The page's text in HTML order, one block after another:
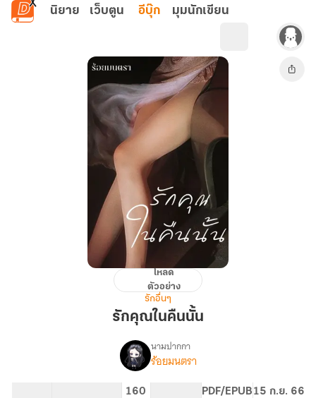
ข้ามไปยังเนื้อหาหลัก
นิยาย เว็บตูน อีบุ๊ก มุมนักเขียน
โหลด
ตัวอย่าง
รักอื่นๆ
รักคุณในคืนนั้น
เรื่อง
นามปากกา
ร้อยมนตรา
160 PDF/EPUB15 ก.ย. 66